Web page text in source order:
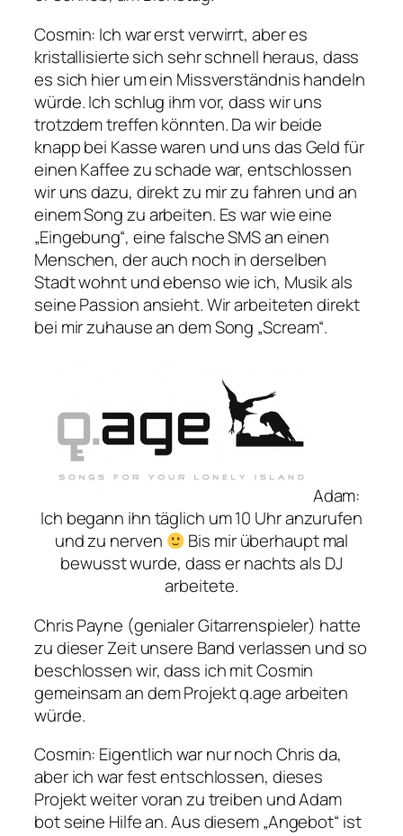
Cosmin: Ich war erst verwirrt, aber es
kristallisierte sich sehr schnell heraus, dass
es sich hier um ein Missverständnis handeln
würde. Ich schlug ihm vor, dass wir uns
trotzdem treffen könnten. Da wir beide
knapp bei Kasse waren und uns das Geld für
einen Kaffee zu schade war, entschlossen
wir uns dazu, direkt zu mir zu fahren und an
einem Song zu arbeiten. Es war wie eine
„Eingebung“, eine falsche SMS an einen
Menschen, der auch noch in derselben
Stadt wohnt und ebenso wie ich, Musik als
seine Passion ansieht. Wir arbeiteten direkt
bei mir zuhause an dem Song „Scream“.
Adam:
Ich begann ihn täglich um 10 Uhr anzurufen
und zu nerven
Bis mir überhaupt mal
bewusst wurde, dass er nachts als DJ
arbeitete.
Chris Payne (genialer Gitarrenspieler) hatte
zu dieser Zeit unsere Band verlassen und so
beschlossen wir, dass ich mit Cosmin
gemeinsam an dem Projekt q.age arbeiten
würde.
Cosmin: Eigentlich war nur noch Chris da,
aber ich war fest entschlossen, dieses
Projekt weiter voran zu treiben und Adam
bot seine Hilfe an. Aus diesem „Angebot“ ist